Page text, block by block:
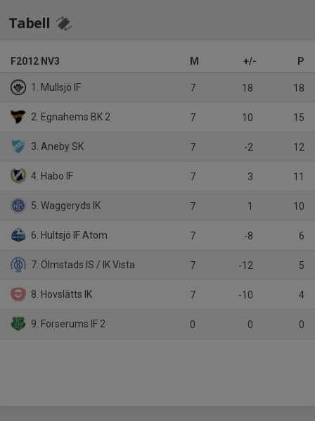
Tabell
F2012 NV3 M +/- P
1. Mullsjö IF 7 18 18
2. Egnahems BK 2 7 10 15
3. Aneby SK 7 -2 12
4. Habo IF 7 3 11
5. Waggeryds IK 7 1 10
6. Hultsjö IF Atom 7 -8 6
7. Ölmstads IS / IK Vista 7 -12 5
8. Hovslätts IK 7 -10 4
9. Forserums IF 2 0 0 0